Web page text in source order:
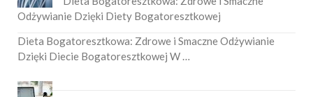
Odżywianie Dzięki Diety Bogatoresztkowej
Dieta Bogatoresztkowa: Zdrowe i Smaczne Odżywianie
Dzięki Diecie Bogatoresztkowej W …